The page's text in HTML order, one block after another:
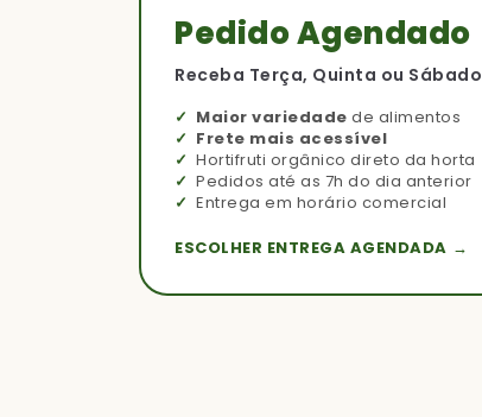
Pedido Agendado
Receba Terça, Quinta ou Sábado
Maior variedade de alimentos
Frete mais acessível
Hortifruti orgânico direto da horta
Pedidos até as 7h do dia anterior
Entrega em horário comercial
ESCOLHER ENTREGA AGENDADA →